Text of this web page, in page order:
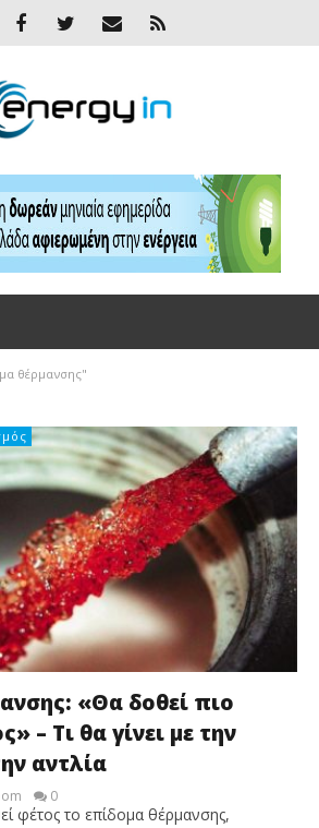
θέρμανσης"
«Θα δοθεί πιο
– Τι θα γίνει με την
αντλία
0
φέτος το επίδομα θέρμανσης,